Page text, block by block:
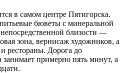
в самом центре Пятигорска.
бюветы с минеральной
близости —
зона, вернисаж художников, а
рестораны. Дорога до
занимает примерно пять минут, а